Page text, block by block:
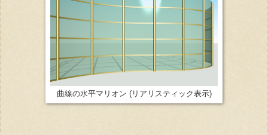
曲線の水平マリオン (リアリスティック表示)